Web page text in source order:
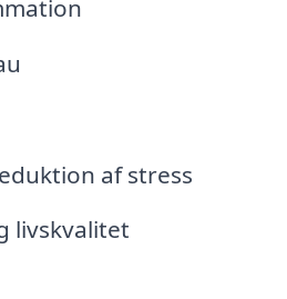
af stress
livskvalitet